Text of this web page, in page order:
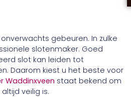
gebeuren. In zulke
slotenmaker. Goed
slot kan leiden tot
Daarom kiest u het beste voor
Waddinxveen staat bekend om
veilig is.